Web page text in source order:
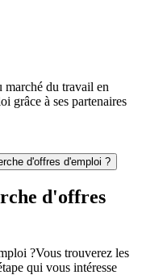
marché du travail en
grâce à ses partenaires
d'offres d'emploi ?
d'offres
?Vous trouverez les
qui vous intéresse